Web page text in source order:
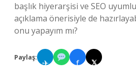
başlık hiyerarşisi ve SEO
açıklama önerisiyle de
onu yapayım mı?
Paylaş:
✈ f 𝕏